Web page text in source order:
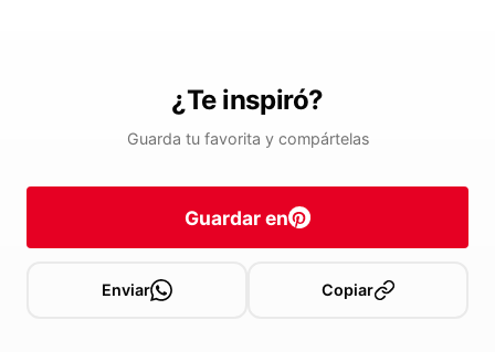
¿Te inspiró?
Guarda tu favorita y compártelas
Guardar en
Enviar Copiar